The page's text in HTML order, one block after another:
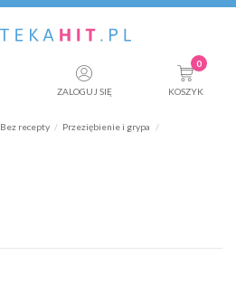
ZALOGUJ SIĘ
0
KOSZYK
Bez recepty
Przeziębienie i grypa